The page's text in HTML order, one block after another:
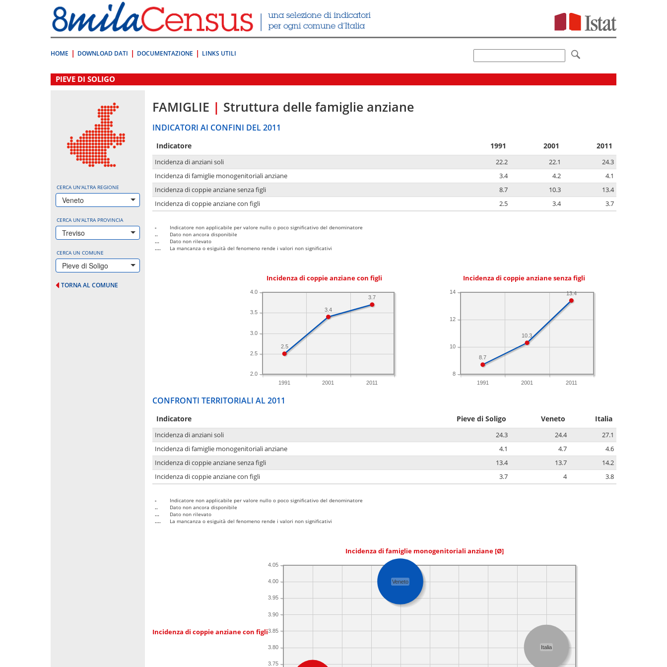
direttamente
a:
Contenuto
HOME DOWNLOAD DATI DOCUMENTAZIONE LINKS UTILI
.
PIEVE DI SOLIGO
CERCA UN'ALTRA REGIONE
Veneto
CERCA UN'ALTRA PROVINCIA
Treviso
CERCA UN COMUNE
Pieve di Soligo
TORNA AL COMUNE
FAMIGLIE | Struttura delle famiglie anziane
INDICATORI AI CONFINI DEL 2011
Indicatore 1991 2001 2011
Incidenza di anziani soli 22.2 22.1
24.3
Incidenza di famiglie monogenitoriali anziane
3.4 4.2
4.1
Incidenza di coppie anziane senza figli
8.7 10.3
13.4
Incidenza di coppie anziane con figli
2.5 3.4 3.7
-
Indicatore non applicabile per valore nullo o poco significativo del denominatore
..
Dato non ancora disponibile
...
Dato non rilevato
....
La mancanza o esiguità del fenomeno rende i valori non significativi
Incidenza di coppie anziane con figli
1991 2001 2011
2.0
2.5
3.0
3.5
4.0
3.7
3.4
2.5
Incidenza di coppie anziane senza figli
1991 2001 2011
8
10
12
14 13.4
10.3
8.7
CONFRONTI TERRITORIALI AL 2011
Indicatore Pieve di Soligo Veneto Italia
Incidenza di anziani soli 24.3 24.4
27.1
Incidenza di famiglie monogenitoriali anziane
4.1 4.7
4.6
Incidenza di coppie anziane senza figli
13.4 13.7
14.2
Incidenza di coppie anziane con figli
3.7 4 3.8
-
Indicatore non applicabile per valore nullo o poco significativo del denominatore
..
Dato non ancora disponibile
...
Dato non rilevato
....
La mancanza o esiguità del fenomeno rende i valori non significativi
Incidenza di famiglie monogenitoriali anziane [Ø]
Incidenza di coppie anziane con figli
3.75
3.80
3.85
3.90
3.95
4.00
4.05
Veneto
Italia